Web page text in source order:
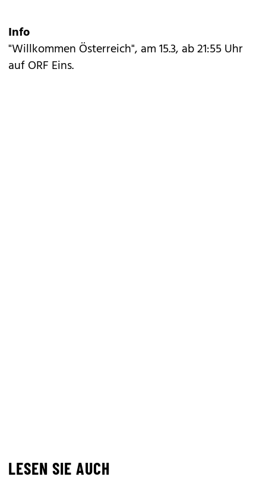
Info
"Willkommen Österreich", am 15.3, ab 21:55 Uhr
auf ORF Eins.
LESEN SIE AUCH